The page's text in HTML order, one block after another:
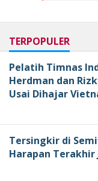
TERPOPULER
Pelatih Timnas
Herdman dan
Usai Dihajar
Tersingkir di
Harapan Terakhir